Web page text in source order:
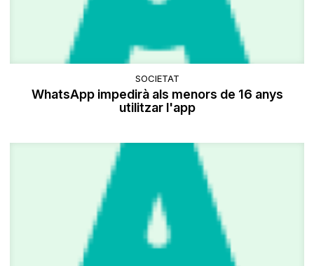
SOCIETAT
WhatsApp impedirà als menors de 16 anys
utilitzar l'app